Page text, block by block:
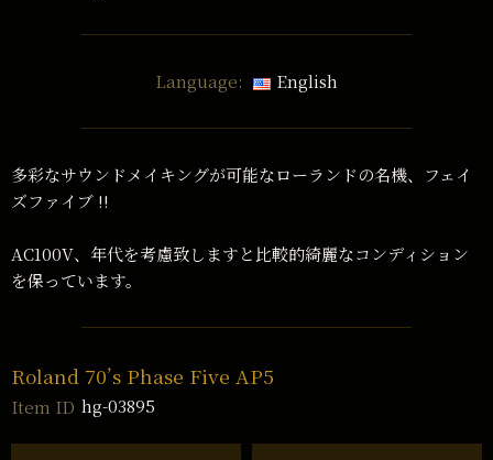
Language: English
多彩なサウンドメイキングが可能なローランドの名機、フェイ
ズファイブ !!
AC100V、年代を考慮致しますと比較的綺麗なコンディション
を保っています。
Roland 70’s Phase Five AP5
Item ID hg-03895